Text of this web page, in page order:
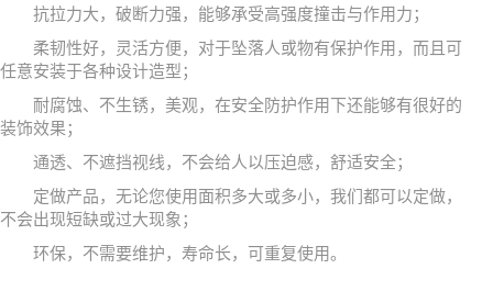
抗拉力大，破断力强，能够承受高强度撞击与作用力；
柔韧性好，灵活方便，对于坠落人或物有保护作用，而且可
任意安装于各种设计造型；
耐腐蚀、不生锈，美观，在安全防护作用下还能够有很好的
装饰效果；
通透、不遮挡视线，不会给人以压迫感，舒适安全；
定做产品，无论您使用面积多大或多小，我们都可以定做，
不会出现短缺或过大现象；
环保，不需要维护，寿命长，可重复使用。